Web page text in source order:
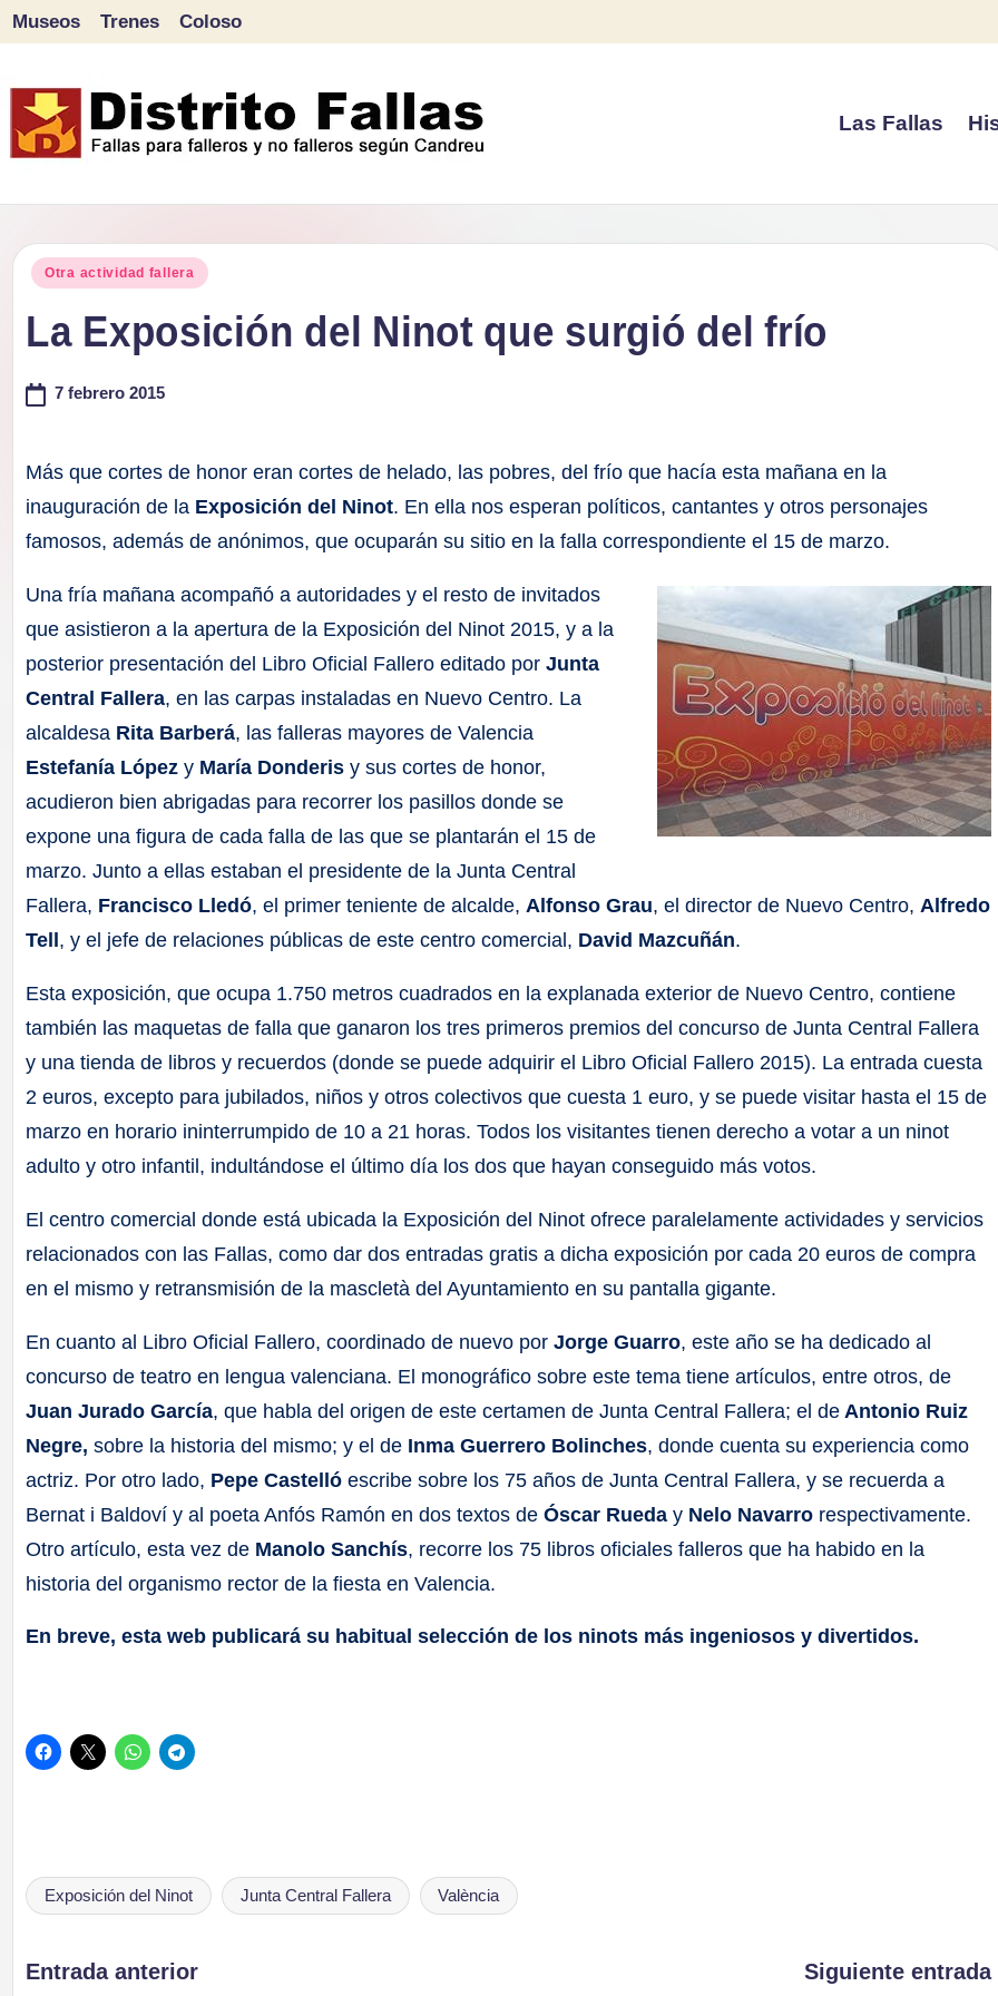
contenido
Museos Trenes Coloso
Las Fallas
Publicado
Otra actividad fallera
La Exposición del Ninot que surgió del frío
7 febrero 2015
Más que cortes de honor eran cortes de helado, las pobres, del frío que hacía esta mañana en la
inauguración de la Exposición del Ninot. En ella nos esperan políticos, cantantes y otros personajes
famosos, además de anónimos, que ocuparán su sitio en la falla correspondiente el 15 de marzo.
Una fría mañana acompañó a autoridades y el resto de invitados
que asistieron a la apertura de la Exposición del Ninot 2015, y a la
posterior presentación del Libro Oficial Fallero editado porJunta
Central Fallera, en las carpas instaladas en Nuevo Centro. La
alcaldesa Rita Barberá, las falleras mayores de Valencia
Estefanía López y María Donderis y sus cortes de honor,
acudieron bien abrigadas para recorrer los pasillos donde se
expone una figura de cada falla de las que se plantarán el 15 de
marzo. Junto a ellas estaban el presidente de la Junta Central
Fallera, Francisco Lledó, el primer teniente de alcalde,Alfonso Grau, el director de Nuevo Centro,Alfredo
Tell , y el jefe de relaciones públicas de este centro comercial, David Mazcuñán.
Esta exposición, que ocupa 1.750 metros cuadrados en la explanada exterior de Nuevo Centro, contiene
también las maquetas de falla que ganaron los tres primeros premios del concurso de Junta Central Fallera
y una tienda de libros y recuerdos (donde se puede adquirir el Libro Oficial Fallero 2015). La entrada cuesta
2 euros, excepto para jubilados, niños y otros colectivos que cuesta 1 euro, y se puede visitar hasta el 15 de
marzo en horario ininterrumpido de 10 a 21 horas. Todos los visitantes tienen derecho a votar a un ninot
adulto y otro infantil, indultándose el último día los dos que hayan conseguido más votos.
El centro comercial donde está ubicada la Exposición del Ninot ofrece paralelamente actividades y servicios
relacionados con las Fallas, como dar dos entradas gratis a dicha exposición por cada 20 euros de compra
en el mismo y retransmisión de la mascletà del Ayuntamiento en su pantalla gigante.
En cuanto al Libro Oficial Fallero, coordinado de nuevo por Jorge Guarro, este año se ha dedicado al
concurso de teatro en lengua valenciana. El monográfico sobre este tema tiene artículos, entre otros, de
Juan Jurado García, que habla del origen de este certamen de Junta Central Fallera; el de Antonio Ruiz
Negre, sobre la historia del mismo; y el de Inma Guerrero Bolinches, donde cuenta su experiencia como
actriz. Por otro lado, Pepe Castelló escribe sobre los 75 años de Junta Central Fallera, y se recuerda a
Bernat i Baldoví y al poeta Anfós Ramón en dos textos deÓscar Rueda y Nelo Navarro respectivamente.
Otro artículo, esta vez de Manolo Sanchís, recorre los 75 libros oficiales falleros que ha habido en la
historia del organismo rector de la fiesta en Valencia.
En breve, esta web publicará su habitual selección de los ninots más ingeniosos y divertidos.
Etiquetas:
Exposición del Ninot Junta Central Fallera València
Navegación
Entrada anterior Siguiente entrada